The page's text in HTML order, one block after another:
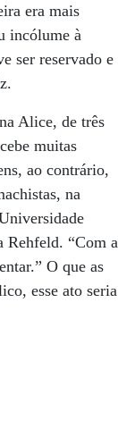
era mais
incólume à
ser reservado e
Alice, de três
muitas
ao contrário,
na
Rehfeld. “Com a
O que as
esse ato seria